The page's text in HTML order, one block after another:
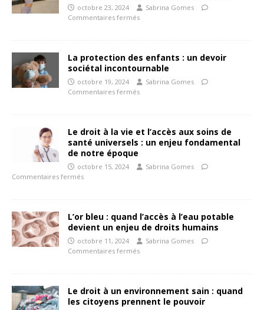
octobre 23, 2024
Sabrina Gomes
Commentaires fermés
La protection des enfants : un devoir
sociétal incontournable
octobre 19, 2024
Sabrina Gomes
Commentaires fermés
Le droit à la vie et l’accès aux soins de
santé universels : un enjeu fondamental
de notre époque
octobre 15, 2024
Sabrina Gomes
Commentaires fermés
L’or bleu : quand l’accès à l’eau potable
devient un enjeu de droits humains
octobre 11, 2024
Sabrina Gomes
Commentaires fermés
Le droit à un environnement sain : quand
les citoyens prennent le pouvoir